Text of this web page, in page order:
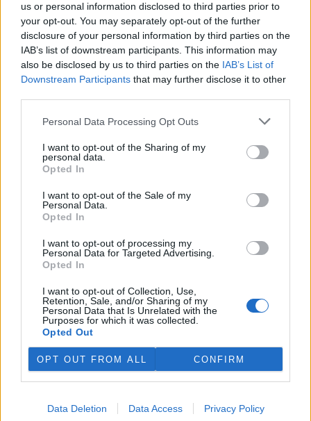
us or personal information disclosed to third parties prior to
your opt-out. You may separately opt-out of the further
disclosure of your personal information by third parties on the
IAB’s list of downstream participants. This information may
also be disclosed by us to third parties on the IAB’s List of
Downstream Participants that may further disclose it to other
Personal Data Processing Opt Outs
I want to opt-out of the Sharing of my
personal data.
Opted In
I want to opt-out of the Sale of my
Personal Data.
Opted In
I want to opt-out of processing my
Personal Data for Targeted Advertising.
Opted In
I want to opt-out of Collection, Use,
Retention, Sale, and/or Sharing of my
Personal Data that Is Unrelated with the
Purposes for which it was collected.
Opted Out
OPT OUT FROM ALL CONFIRM
Data Deletion Data Access Privacy Policy
Ředitel odboru vnitřních
služeb Matěj Mrlina, vedoucí
služebního úřadu Oldřich
Jarolím a tisková mluvčí Miriam
Loužecká končí na České
inspekci životního prostředí (ČIŽP) z vlastní iniciativy. Na dotaz ČTK
to napsal nový ředitel inspekce Pavel Straka (za Motoristy). O jejich
plánovaných odchodechinformovalyv pondělí Seznam Zprávy.
Veterináři v horku ošetřují více zvířat, ohrožení jsou psi
se zploštělým čumákem
Veterináři v současných
vedrech ošetřují více zvířat.
krátkou lebkou a zploštělým
čumákem, jako jsou například mopsi nebo buldočci, starší jedinci a
zvířata se srdečním onemocněním. Jejich majitelé pro ně
dehydrataci nebo kolapsu. ČTK to sdělila viceprezidentka Komory
veterinárních lékařů ČR Kateřina Valdhans.
Do Prahy dorazili jezdci cyklistické štafety, míří na
konferenci o klimatu
Do Prahy dnes dorazili jezdci
mezinárodní cyklistické štafety